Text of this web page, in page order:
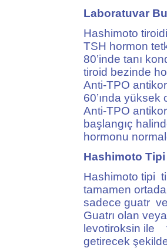
Laboratuvar
Hashimoto
TSH hormon
80’inde tanı
tiroid bezinde
Anti-TPO
60’ında yüksek
Anti-TPO
başlangıç
hormonu
Hashimoto
Hashimoto tipi
tamamen
sadece guatr
Guatrı olan
levotiroksin ile
getirecek